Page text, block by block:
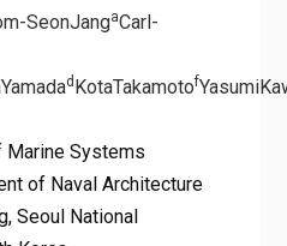
SeonJangaCarl-
d KotaTakamotof
Marine Systems
of Naval Architecture
Seoul National